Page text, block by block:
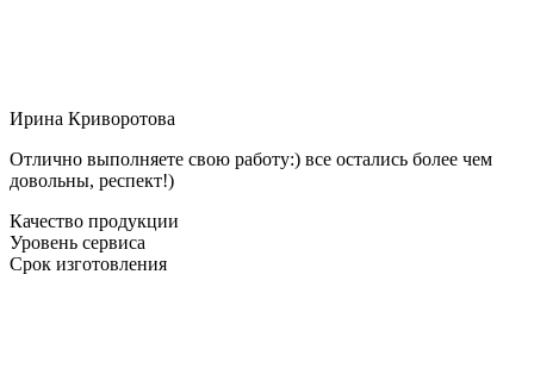
Ирина Криворотова
Отлично выполняете свою работу:) все остались более чем
довольны, респект!)
Качество продукции
Уровень сервиса
Срок изготовления